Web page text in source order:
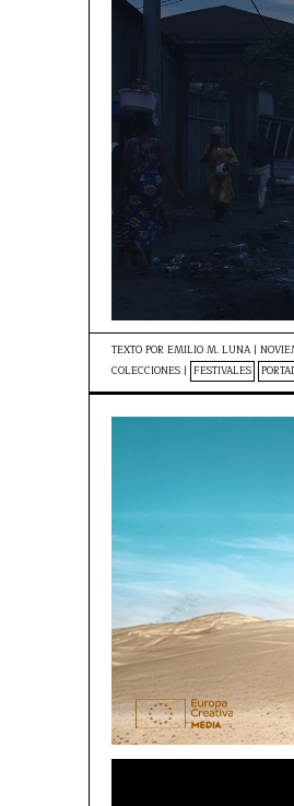
TEXTO POR EMILIO M. LUNA |
COLECCIONES | FESTIVALES